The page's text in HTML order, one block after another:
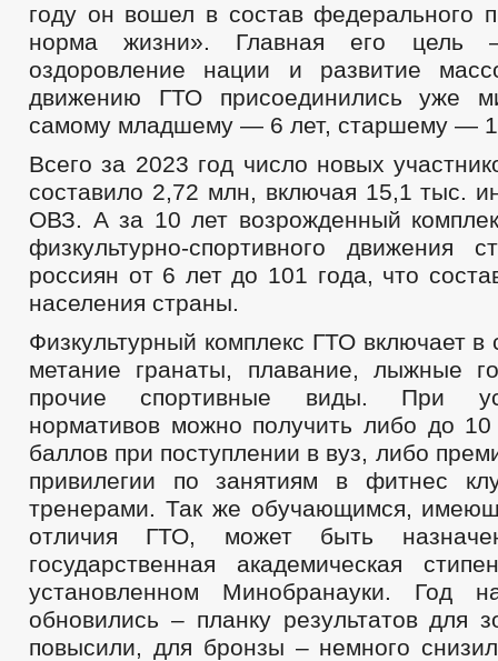
году он вошел в состав федерального
норма жизни». Главная его цель –
оздоровление нации и развитие
движению ГТО присоединились уже
самому младшему — 6 лет, старшему —
Всего за 2023 год число новых
составило 2,72 млн, включая 15,1 тыс.
ОВЗ. А за 10 лет возрожденный
физкультурно-спортивного движения
россиян от 6 лет до 101 года, что
населения страны.
Физкультурный комплекс ГТО включает в
метание гранаты, плавание, лыжные
прочие спортивные виды. При
нормативов можно получить либо до 10
баллов при поступлении в вуз, либо
привилегии по занятиям в фитнес
тренерами. Так же обучающимся,
отличия ГТО, может быть
государственная академическая
установленном Минобранауки. Год
обновились – планку результатов для
повысили, для бронзы – немного